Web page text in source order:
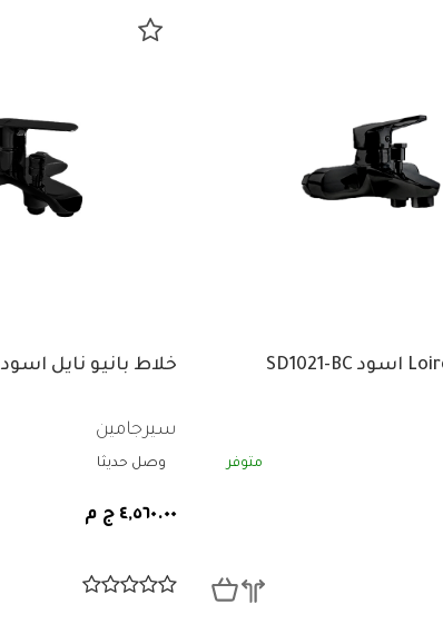
متوفر
خلاط بانيو نايل اسود SD1141-BC
سيرجامين
وصل حديثا
٤,٥٦٠.٠٠ ج م